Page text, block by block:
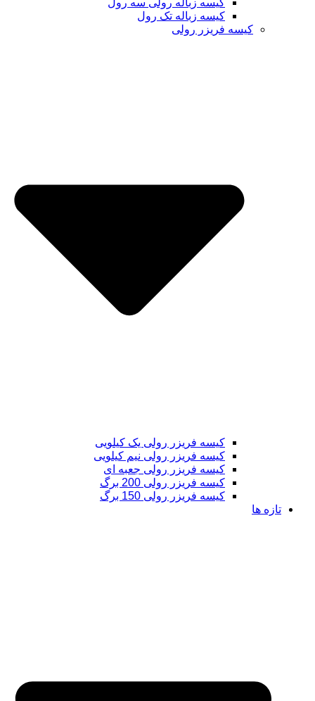
کیسه زباله رولی سه رول
کیسه زباله تک رول
کیسه فریزر رولی
کیسه فریزر رولی یک کیلویی
کیسه فریزر رولی نیم کیلویی
کیسه فریزر رولی جعبه ای
کیسه فریزر رولی 200 برگ
کیسه فریزر رولی 150 برگ
تازه ها